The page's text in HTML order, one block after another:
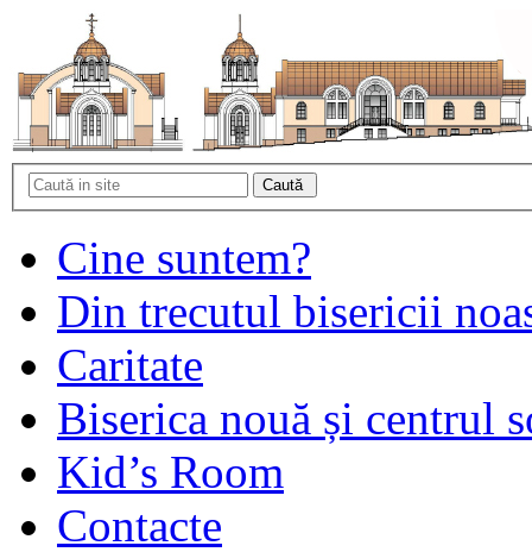
Cine suntem?
Din trecutul bisericii
Caritate
Biserica nouă și centrul
Kid’s Room
Contacte